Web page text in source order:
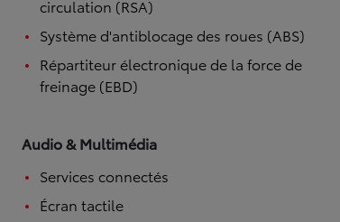
circulation (RSA)
Système d'antiblocage des roues (ABS)
Répartiteur électronique de la force de
freinage (EBD)
Audio & Multimédia
Services connectés
Écran tactile